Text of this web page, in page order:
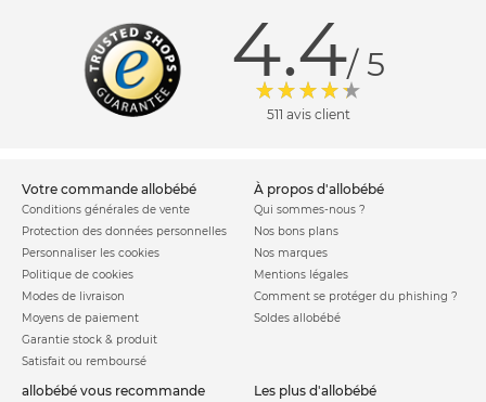
4.4/ 5
511 avis client
votre commande allobébé
Conditions générales de vente
Protection des données personnelles
Personnaliser les cookies
Politique de cookies
Modes de livraison
Moyens de paiement
Garantie stock & produit
Satisfait ou remboursé
à propos d'allobébé
Qui sommes-nous ?
Nos bons plans
Nos marques
Mentions légales
Comment se protéger du phishing ?
Soldes allobébé
allobébé vous recommande les plus d'allobébé